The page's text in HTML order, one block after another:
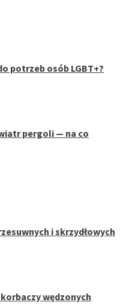
potrzeb osób LGBT+?
pergoli — na co
i skrzydłowych
wędzonych